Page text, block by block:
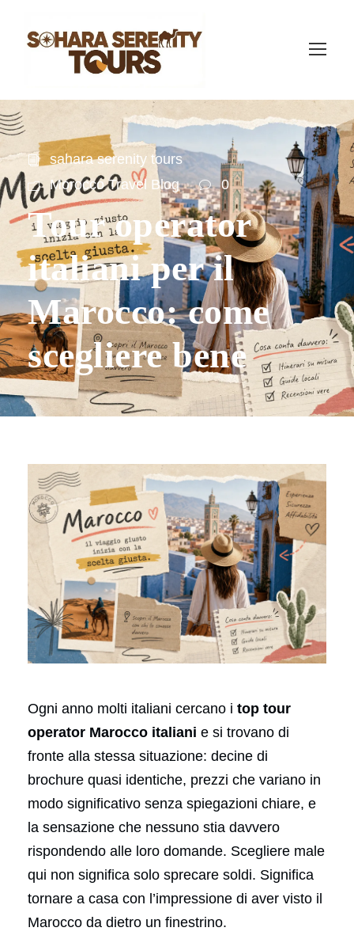
sahara serenity tours
Morocco Travel Blog
0
Tour operator
italiani per il
Marocco: come
scegliere bene
Ogni anno molti italiani cercano i top tour
operator Marocco italiani e si trovano di
fronte alla stessa situazione: decine di
brochure quasi identiche, prezzi che variano in
modo significativo senza spiegazioni chiare, e
la sensazione che nessuno stia davvero
rispondendo alle loro domande. Scegliere male
qui non significa solo sprecare soldi. Significa
tornare a casa con l’impressione di aver visto il
Marocco da dietro un finestrino.